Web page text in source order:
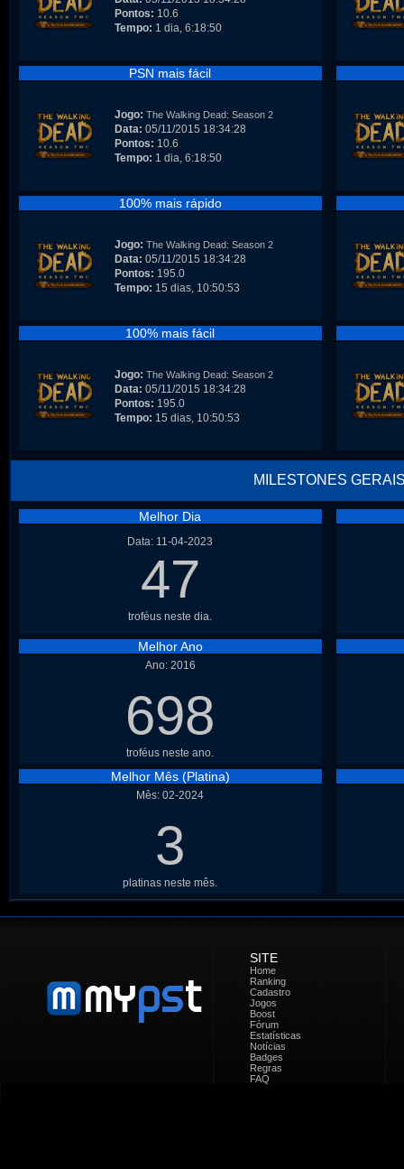
Pontos: 10.6
Tempo: 1 dia, 6:18:50
PSN mais fácil
Jogo: The Walking Dead: Season 2
Data: 05/11/2015 18:34:28
Pontos: 10.6
Tempo: 1 dia, 6:18:50
100% mais rápido
Jogo: The Walking Dead: Season 2
Data: 05/11/2015 18:34:28
Pontos: 195.0
Tempo: 15 dias, 10:50:53
100% mais fácil
Jogo: The Walking Dead: Season 2
Data: 05/11/2015 18:34:28
Pontos: 195.0
Tempo: 15 dias, 10:50:53
MILESTONES
Melhor Dia
Data: 11-04-2023
47
troféus neste dia.
Melhor Ano
Ano: 2016
698
troféus neste ano.
Melhor Mês (Platina)
Mês: 02-2024
3
platinas neste mês.
SITE
Home
Ranking
Cadastro
Jogos
Boost
Fórum
Estatísticas
Notícias
Badges
Regras
FAQ